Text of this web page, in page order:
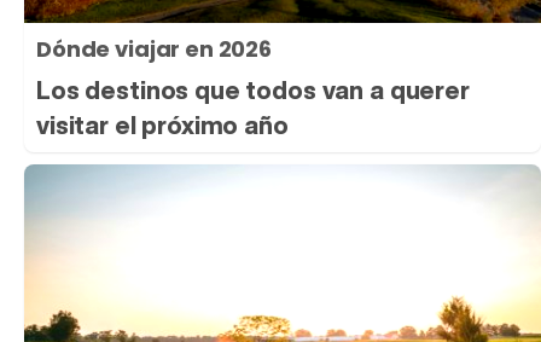
Dónde viajar en 2026
Los destinos que todos van a querer
visitar el próximo año